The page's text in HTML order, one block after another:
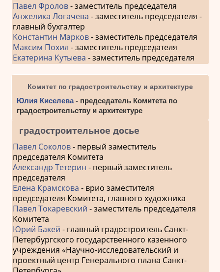
Павел Фролов- заместитель председателя
Анжелика Логачева - заместитель председателя -
главный бухгалтер
Константин Марков- заместитель председателя
Максим Похил - заместитель председателя
Екатерина Кутыева - заместитель председателя
Комитет по градостроительству и архитектуре
Юлия Киселева- председатель Комитета по
градостроительству и архитектуре
градостроительное досье
Павел Соколов- первый заместитель
председателя Комитета
Александр Тетерин - первый заместитель
председателя
Елена Крамскова - врио заместителя
председателя Комитета, главного художника
Павел Токаревский - заместитель председателя
Комитета
Юрий Бакей - главный градостроитель Санкт-
Петербургского государственного казенного
учреждения «Научно-исследовательский и
проектный центр Генерального плана Санкт-